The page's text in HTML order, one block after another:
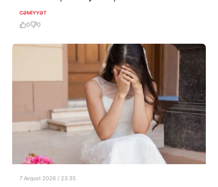
CƏMIYYƏT
0 0
7 Avqust 2026 / 23:35